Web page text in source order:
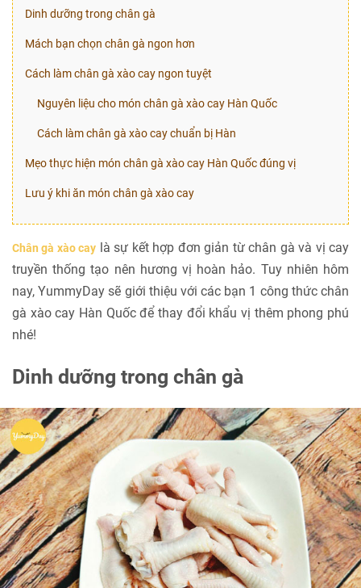
Dinh dưỡng trong chân gà
Mách bạn chọn chân gà ngon hơn
Cách làm chân gà xào cay ngon tuyệt
Nguyên liệu cho món chân gà xào cay Hàn Quốc
Cách làm chân gà xào cay chuẩn bị Hàn
Mẹo thực hiện món chân gà xào cay Hàn Quốc đúng vị
Lưu ý khi ăn món chân gà xào cay
Chân gà xào cay là sự kết hợp đơn giản từ chân gà và vị cay
truyền thống tạo nên hương vị hoàn hảo. Tuy nhiên hôm
nay, YummyDay sẽ giới thiệu với các bạn 1 công thức chân
gà xào cay Hàn Quốc để thay đổi khẩu vị thêm phong phú
nhé!
Dinh dưỡng trong chân gà